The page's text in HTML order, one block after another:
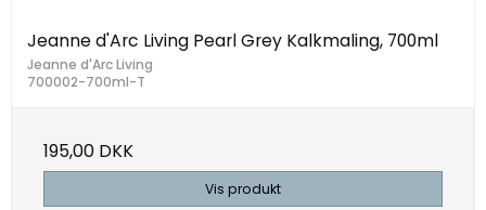
Jeanne d'Arc Living Pearl Grey Kalkmaling, 700ml
Jeanne d'Arc Living
700002-700ml-T
195,00 DKK
Vis produkt